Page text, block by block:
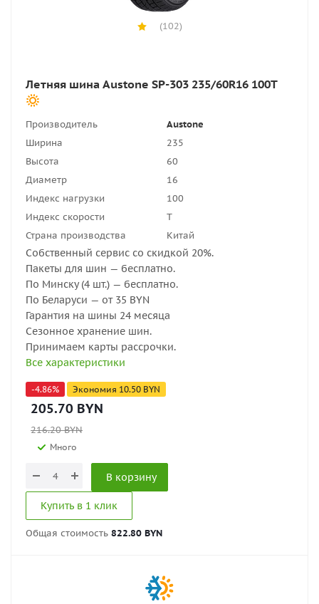
(102)
Летняя шина Austone SP-303 235/60R16 100T
Производитель
Austone
Ширина
235
Высота
60
Диаметр
16
Индекс нагрузки
100
Индекс скорости
T
Страна производства
Китай
Собственный сервис со скидкой 20%.
Пакеты для шин — бесплатно.
По Минску (4 шт.) — бесплатно.
По Беларуси — от 35 BYN
Гарантия на шины 24 месяца
Сезонное хранение шин.
Принимаем карты рассрочки.
Все характеристики
-4.86% Экономия 10.50 BYN
205.70 BYN
216.20BYN
Много
В корзину
Купить в 1 клик
Общая стоимость 822.80 BYN